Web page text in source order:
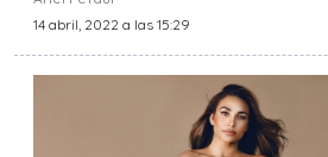
14 abril, 2022 a las 15:29